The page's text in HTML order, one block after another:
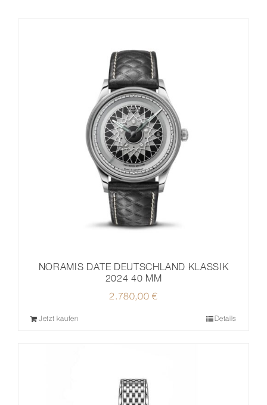
NORAMIS DATE DEUTSCHLAND KLASSIK
2024 40 MM
2.780,00€
Jetzt kaufen Details